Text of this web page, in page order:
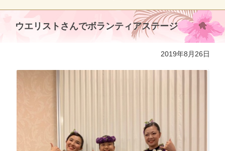
ウエリストさんでボランティアステージ
2019年8月26日